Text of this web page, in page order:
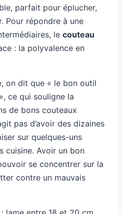
parfait pour éplucher,
Pour répondre à une
le couteau
: la polyvalence en
on dit que « le bon outil
ce qui souligne la
de bons couteaux
pas d’avoir des dizaines
sur quelques-uns
cuisine. Avoir un bon
se concentrer sur la
contre un mauvais